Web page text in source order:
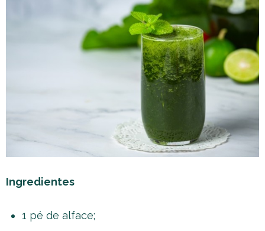
Ingredientes
1 pé de alface;